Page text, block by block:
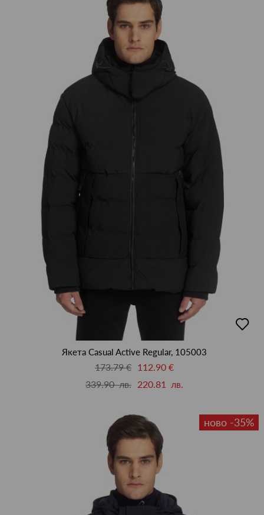
в
Якета Casual Active Regular, 105003
173.79 € 112.90 €
339.90 лв. 220.81 лв.
ново -35%